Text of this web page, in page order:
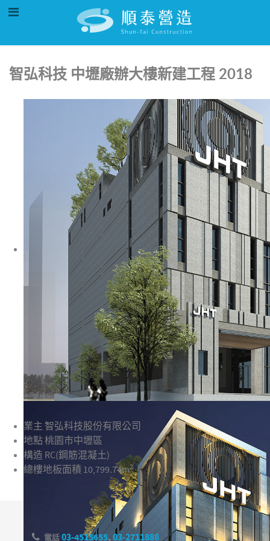
智弘科技 中壢廠辦大樓新建工程 2018
業主 智弘科技股份有限公司
地點桃園市中壢區
構造 RC(鋼筋混凝土)
總樓地板面積 10,799.74m2
電話 03-4515655, 03-2711888